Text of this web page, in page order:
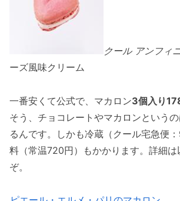
クール アンフィ
ーズ風味クリーム
一番安くて公式で、マカロン3個入り
そう、チョコレートやマカロンという
るんです。しかも冷蔵（クール宅急便
料（常温720円）もかかります。詳細は
ぞ。